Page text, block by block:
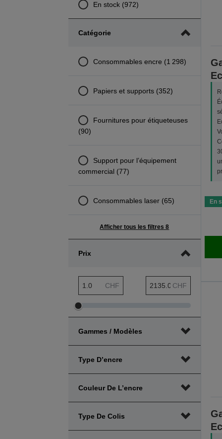
En stock (972)
Catégorie
Consommables encre (1 298)
Papiers et supports (352)
Fournitures pour étiqueteuses
(90)
Support pour l’équipement
commercial (77)
Consommables laser (65)
Afficher tous les filtres 8
Prix
CHF CHF
Ajuster
rayon
d’action
minimum
Ajuster
rayon
d’action
de
Gammes / Modèles
Type D’encre
Couleur De L’encre
Type De Colis
En